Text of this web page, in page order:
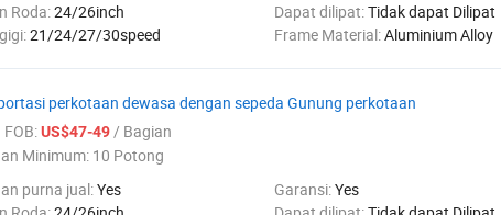
Roda:24/26inch Dapat dilipat:Tidak dapat Dilipat
21/24/27/30speed Frame Material:Aluminium Alloy
perkotaan dewasa dengan sepeda Gunung perkotaan
US$47-49/ Bagian
Minimum: 10 Potong
purna jual:Yes Garansi:Yes